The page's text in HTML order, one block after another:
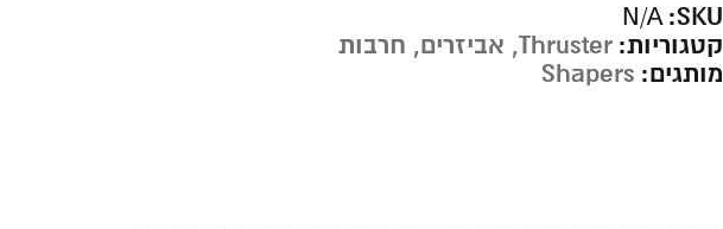
SKU:
N/A
קטגוריות: Thruster
, אביזרים, חרבות
מותגים: Shapers